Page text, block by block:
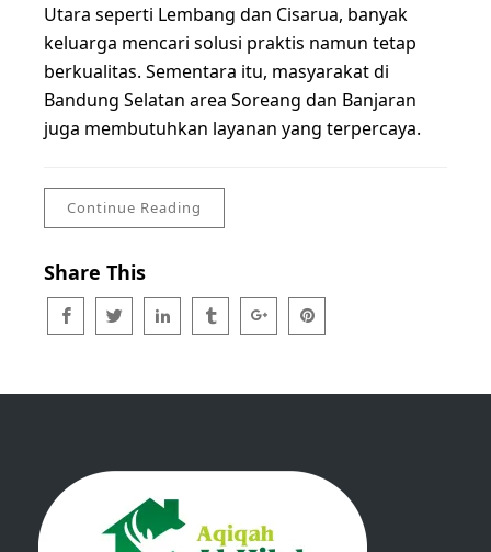
Utara seperti Lembang dan Cisarua, banyak
keluarga mencari solusi praktis namun tetap
berkualitas. Sementara itu, masyarakat di
Bandung Selatan area Soreang dan Banjaran
juga membutuhkan layanan yang terpercaya.
Continue Reading
Share This